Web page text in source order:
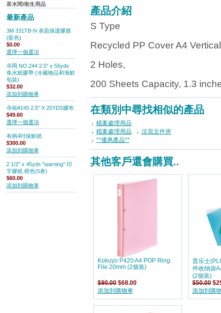
茶水間/衛生用品
最新產品
3M 331TB-N 表面保護膠膜
(藍色)
$0.00
選擇一個選項
寺岡 NO.244 2.5" x 55yds
免水紙膠帶 (冷藏物品和海鮮
包裝)
$32.00
添加到購物車
寺崗#145 2.5" X 20YDS膠布
$49.60
選擇一個選項
有柄4吋保鮮紙
$300.00
添加到購物車
2 1/2" x 45yds "warning" 印
字膠紙 橙色(5卷)
$60.00
添加到購物車
產品介紹
S Type
Recycled PP Cover A4
2 Holes,
200 Sheets Capacity, 1.3
在類別中尋找相似的產品
檔案處理用品
檔案處理用品
活頁文件夾
**優惠產品**
其他客戶還會購買..
Kokuyo P420 A4 POP Ring
File 20mm (2個装)
$90.00 $68.00
添加到購物車
普乐士
件收纳袋
(2個装)
$50.00
添加到購